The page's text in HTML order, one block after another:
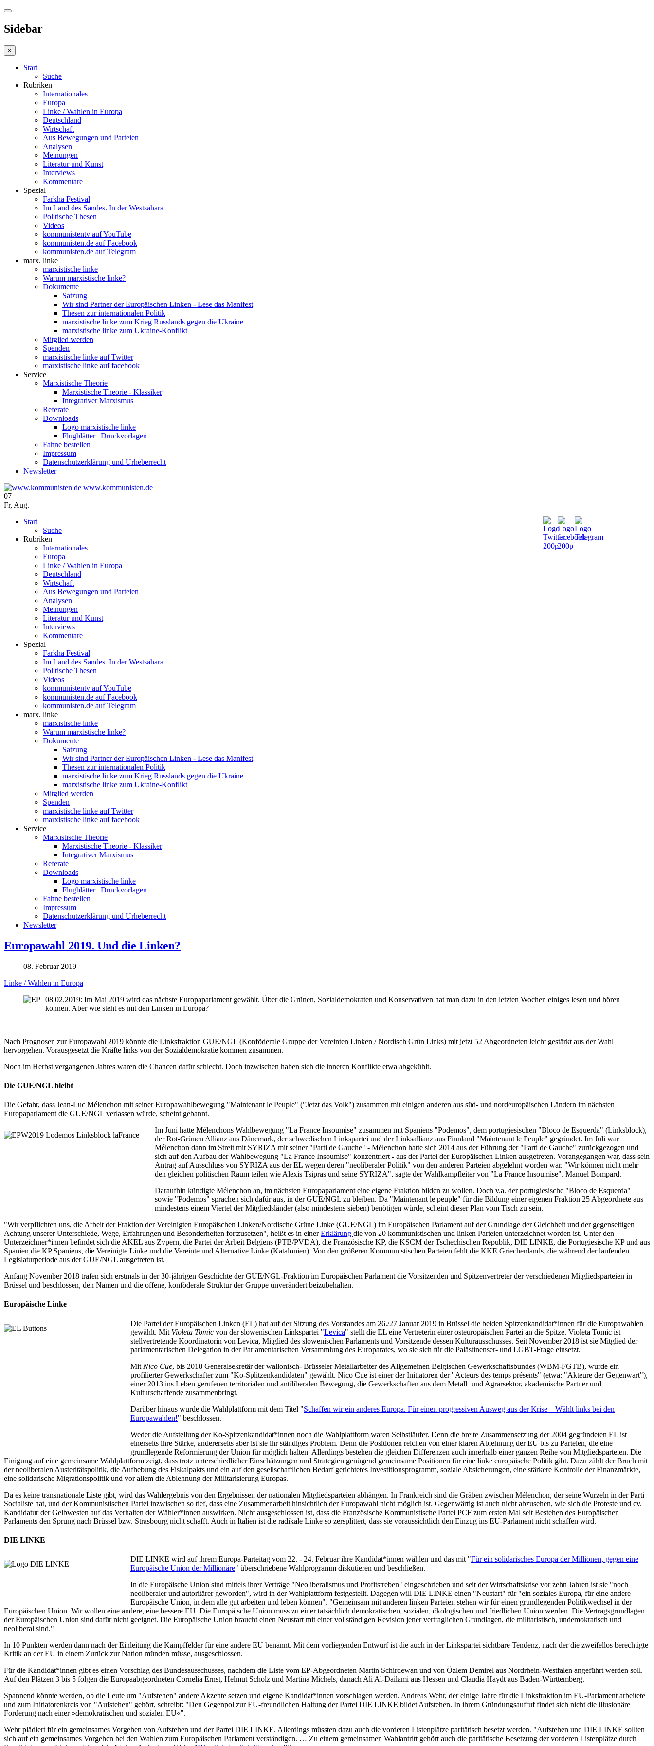
Sidebar
×
Start
Suche
Rubriken
Internationales
Europa
Linke / Wahlen in Europa
Deutschland
Wirtschaft
Aus Bewegungen und Parteien
Analysen
Meinungen
Literatur und Kunst
Interviews
Kommentare
Spezial
Farkha Festival
Im Land des Sandes. In der Westsahara
Politische Thesen
Videos
kommunistentv auf YouTube
kommunisten.de auf Facebook
kommunisten.de auf Telegram
marx. linke
marxistische linke
Warum marxistische linke?
Dokumente
Satzung
Wir sind Partner der Europäischen Linken - Lese das Manifest
Thesen zur internationalen Politik
marxistische linke zum Krieg Russlands gegen die Ukraine
marxistische linke zum Ukraine-Konflikt
Mitglied werden
Spenden
marxistische linke auf Twitter
marxistische linke auf facebook
Service
Marxistische Theorie
Marxistische Theorie - Klassiker
Integrativer Marxismus
Referate
Downloads
Logo marxistische linke
Flugblätter | Druckvorlagen
Fahne bestellen
Impressum
Datenschutzerklärung und Urheberrecht
Newsletter
www.kommunisten.de
07
Fr, Aug.
Start
Suche
Rubriken
Internationales
Europa
Linke / Wahlen in Europa
Deutschland
Wirtschaft
Aus Bewegungen und Parteien
Analysen
Meinungen
Literatur und Kunst
Interviews
Kommentare
Spezial
Farkha Festival
Im Land des Sandes. In der Westsahara
Politische Thesen
Videos
kommunistentv auf YouTube
kommunisten.de auf Facebook
kommunisten.de auf Telegram
marx. linke
marxistische linke
Warum marxistische linke?
Dokumente
Satzung
Wir sind Partner der Europäischen Linken - Lese das Manifest
Thesen zur internationalen Politik
marxistische linke zum Krieg Russlands gegen die Ukraine
marxistische linke zum Ukraine-Konflikt
Mitglied werden
Spenden
marxistische linke auf Twitter
marxistische linke auf facebook
Service
Marxistische Theorie
Marxistische Theorie - Klassiker
Integrativer Marxismus
Referate
Downloads
Logo marxistische linke
Flugblätter | Druckvorlagen
Fahne bestellen
Impressum
Datenschutzerklärung und Urheberrecht
Newsletter
Europawahl 2019. Und die Linken?
08. Februar 2019
Linke / Wahlen in Europa
08.02.2019: Im Mai 2019 wird das nächste Europaparlament gewählt. Über die Grünen, Sozialdemokraten und Konservativen hat man dazu in den letzten Wochen einiges lesen und hören
können. Aber wie steht es mit den Linken in Europa?
Nach Prognosen zur Europawahl 2019 könnte die Linksfraktion GUE/NGL (Konföderale Gruppe der Vereinten Linken / Nordisch Grün Links) mit jetzt 52 Abgeordneten leicht gestärkt aus der Wahl
hervorgehen. Vorausgesetzt die Kräfte links von der Sozialdemokratie kommen zusammen.
Noch im Herbst vergangenen Jahres waren die Chancen dafür schlecht. Doch inzwischen haben sich die inneren Konflikte etwa abgekühlt.
Die GUE/NGL bleibt
Die Gefahr, dass Jean-Luc Mélenchon mit seiner Europawahlbewegung "Maintenant le Peuple" ("Jetzt das Volk") zusammen mit einigen anderen aus süd- und nordeuropäischen Ländern im nächsten
Europaparlament die GUE/NGL verlassen würde, scheint gebannt.
Im Juni hatte Mélenchons Wahlbewegung "La France Insoumise" zusammen mit Spaniens "Podemos", dem portugiesischen "Bloco de Esquerda" (Linksblock),
der Rot-Grünen Allianz aus Dänemark, der schwedischen Linkspartei und der Linksallianz aus Finnland "Maintenant le Peuple" gegründet. Im Juli war
Mélenchon dann im Streit mit SYRIZA mit seiner "Parti de Gauche" - Mélenchon hatte sich 2014 aus der Führung der "Parti de Gauche" zurückgezogen und
sich auf den Aufbau der Wahlbewegung "La France Insoumise" konzentriert - aus der Partei der Europäischen Linken ausgetreten. Vorangegangen war, dass sein
Antrag auf Ausschluss von SYRIZA aus der EL wegen deren "neoliberaler Politik" von den anderen Parteien abgelehnt worden war. "Wir können nicht mehr
den gleichen politischen Raum teilen wie Alexis Tsipras und seine SYRIZA", sagte der Wahlkampfleiter von "La France Insoumise", Manuel Bompard.
Daraufhin kündigte Mélenchon an, im nächsten Europaparlament eine eigene Fraktion bilden zu wollen. Doch v.a. der portugiesische "Bloco de Esquerda"
sowie "Podemos" sprachen sich dafür aus, in der GUE/NGL zu bleiben. Da "Maintenant le peuple" für die Bildung einer eigenen Fraktion 25 Abgeordnete aus
mindestens einem Viertel der Mitgliedsländer (also mindestens sieben) benötigen würde, scheint dieser Plan vom Tisch zu sein.
"Wir verpflichten uns, die Arbeit der Fraktion der Vereinigten Europäischen Linken/Nordische Grüne Linke (GUE/NGL) im Europäischen Parlament auf der Grundlage der Gleichheit und der gegenseitigen
Achtung unserer Unterschiede, Wege, Erfahrungen und Besonderheiten fortzusetzen", heißt es in einerErklärung die von 20 kommunistischen und linken Parteien unterzeichnet worden ist. Unter den
Unterzeichner*innen befindet sich die AKEL aus Zypern, die Partei der Arbeit Belgiens (PTB/PVDA), die Französische KP, die KSCM der Tschechischen Republik, DIE LINKE, die Portugiesische KP und aus
Spanien die KP Spaniens, die Vereinigte Linke und die Vereinte und Alternative Linke (Katalonien). Von den größeren Kommunistischen Parteien fehlt die KKE Griechenlands, die während der laufenden
Legislaturperiode aus der GUE/NGL ausgetreten ist.
Anfang November 2018 trafen sich erstmals in der 30-jährigen Geschichte der GUE/NGL-Fraktion im Europäischen Parlament die Vorsitzenden und Spitzenvertreter der verschiedenen Mitgliedsparteien in
Brüssel und beschlossen, den Namen und die offene, konföderale Struktur der Gruppe unverändert beizubehalten.
Europäische Linke
Die Partei der Europäischen Linken (EL) hat auf der Sitzung des Vorstandes am 26./27 Januar 2019 in Brüssel die beiden Spitzenkandidat*innen für die Europawahlen
gewählt. Mit Violeta Tomic von der slowenischen Linkspartei "Levica" stellt die EL eine Vertreterin einer osteuropäischen Partei an die Spitze. Violeta Tomic ist
stellvertretende Koordinatorin von Levica, Mitglied des slowenischen Parlaments und Vorsitzende dessen Kulturausschusses. Seit November 2018 ist sie Mitglied der
parlamentarischen Delegation in der Parlamentarischen Versammlung des Europarates, wo sie sich für die Palästinenser- und LGBT-Frage einsetzt.
Mit Nico Cue, bis 2018 Generalsekretär der wallonisch- Brüsseler Metallarbeiter des Allgemeinen Belgischen Gewerkschaftsbundes (WBM-FGTB), wurde ein
profilierter Gewerkschafter zum "Ko-Splitzenkandidaten" gewählt. Nico Cue ist einer der Initiatoren der "Acteurs des temps présents" (etwa: "Akteure der Gegenwart"),
einer 2013 ins Leben gerufenen territorialen und antiliberalen Bewegung, die Gewerkschaften aus dem Metall- und Agrarsektor, akademische Partner und
Kulturschaffende zusammenbringt.
Darüber hinaus wurde die Wahlplattform mit dem Titel "Schaffen wir ein anderes Europa. Für einen progressiven Ausweg aus der Krise – Wählt links bei den
Europawahlen!" beschlossen.
Weder die Aufstellung der Ko-Spitzenkandidat*innen noch die Wahlplattform waren Selbstläufer. Denn die breite Zusammensetzung der 2004 gegründeten EL ist
einerseits ihre Stärke, andererseits aber ist sie ihr ständiges Problem. Denn die Positionen reichen von einer klaren Ablehnung der EU bis zu Parteien, die eine
grundlegende Reformierung der Union für möglich halten. Allerdings bestehen die gleichen Differenzen auch innerhalb einer ganzen Reihe von Mitgliedsparteien. Die
Einigung auf eine gemeinsame Wahlplattform zeigt, dass trotz unterschiedlicher Einschätzungen und Strategien genügend gemeinsame Positionen für eine linke europäische Politik gibt. Dazu zählt der Bruch mit
der neoliberalen Austeritätspolitik, die Aufhebung des Fiskalpakts und ein auf den gesellschaftlichen Bedarf gerichtetes Investitionsprogramm, soziale Absicherungen, eine stärkere Kontrolle der Finanzmärkte,
eine solidarische Migrationspolitik und vor allem die Ablehnung der Militarisierung Europas.
Da es keine transnationale Liste gibt, wird das Wahlergebnis von den Ergebnissen der nationalen Mitgliedsparteien abhängen. In Frankreich sind die Gräben zwischen Mélenchon, der seine Wurzeln in der Parti
Socialiste hat, und der Kommunistischen Partei inzwischen so tief, dass eine Zusammenarbeit hinsichtlich der Europawahl nicht möglich ist. Gegenwärtig ist auch nicht abzusehen, wie sich die Proteste und ev.
Kandidatur der Gelbwesten auf das Verhalten der Wähler*innen auswirken. Nicht ausgeschlossen ist, dass die Französische Kommunistische Partei PCF zum ersten Mal seit Bestehen des Europäischen
Parlaments den Sprung nach Brüssel bzw. Strasbourg nicht schafft. Auch in Italien ist die radikale Linke so zersplittert, dass sie voraussichtlich den Einzug ins EU-Parlament nicht schaffen wird.
DIE LINKE
DIE LINKE wird auf ihrem Europa-Parteitag vom 22. - 24. Februar ihre Kandidat*innen wählen und das mit "Für ein solidarisches Europa der Millionen, gegen eine
Europäische Union der Millionäre" überschriebene Wahlprogramm diskutieren und beschließen.
In die Europäische Union sind mittels ihrer Verträge "Neoliberalismus und Profitstreben" eingeschrieben und seit der Wirtschaftskrise vor zehn Jahren ist sie "noch
neoliberaler und autoritärer geworden", wird in der Wahlplattform festgestellt. Dagegen will DIE LINKE einen "Neustart" für "ein soziales Europa, für eine andere
Europäische Union, in dem alle gut arbeiten und leben können". "Gemeinsam mit anderen linken Parteien stehen wir für einen grundlegenden Politikwechsel in der
Europäischen Union. Wir wollen eine andere, eine bessere EU. Die Europäische Union muss zu einer tatsächlich demokratischen, sozialen, ökologischen und friedlichen Union werden. Die Vertragsgrundlagen
der Europäischen Union sind dafür nicht geeignet. Die Europäische Union braucht einen Neustart mit einer vollständigen Revision jener vertraglichen Grundlagen, die militaristisch, undemokratisch und
neoliberal sind."
In 10 Punkten werden dann nach der Einleitung die Kampffelder für eine andere EU benannt. Mit dem vorliegenden Entwurf ist die auch in der Linkspartei sichtbare Tendenz, nach der die zweifellos berechtigte
Kritik an der EU in einem Zurück zur Nation münden müsse, ausgeschlossen.
Für die Kandidat*innen gibt es einen Vorschlag des Bundesausschusses, nachdem die Liste vom EP-Abgeordneten Martin Schirdewan und von Özlem Demirel aus Nordrhein-Westfalen angeführt werden soll.
Auf den Plätzen 3 bis 5 folgen die Europaabgeordneten Cornelia Ernst, Helmut Scholz und Martina Michels, danach Ali Al-Dailami aus Hessen und Claudia Haydt aus Baden-Württemberg.
Spannend könnte werden, ob die Leute um "Aufstehen" andere Akzente setzen und eigene Kandidat*innen vorschlagen werden. Andreas Wehr, der einige Jahre für die Linksfraktion im EU-Parlament arbeitete
und zum Initiatorenkreis von "Aufstehen" gehört, schreibt: "Den Gegenpol zur EU-freundlichen Haltung der Partei DIE LINKE bildet Aufstehen. In ihrem Gründungsaufruf findet sich nicht die illusionäre
Forderung nach einer »demokratischen und sozialen EU«".
Wehr plädiert für ein gemeinsames Vorgehen von Aufstehen und der Partei DIE LINKE. Allerdings müssten dazu auch die vorderen Listenplätze paritätisch besetzt werden. "Aufstehen und DIE LINKE sollten
sich auf ein gemeinsames Vorgehen bei den Wahlen zum Europäischen Parlament verständigen. … Zu einem gemeinsamen Wahlantritt gehört auch die paritätische Besetzung der vorderen Listenplätze durch